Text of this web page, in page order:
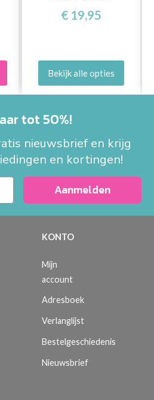
€ 19,95
Bekijk alle opties
tot 50%!
nieuwsbrief en krijg
en kortingen!
Aanmelden
KONTO
Mijn
account
Adresboek
Verlanglijst
Bestelgeschiedenis
Nieuwsbrief